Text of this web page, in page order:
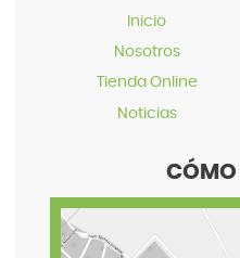
Inicio
Nosotros
Tienda Online
Noticias
CÓMO